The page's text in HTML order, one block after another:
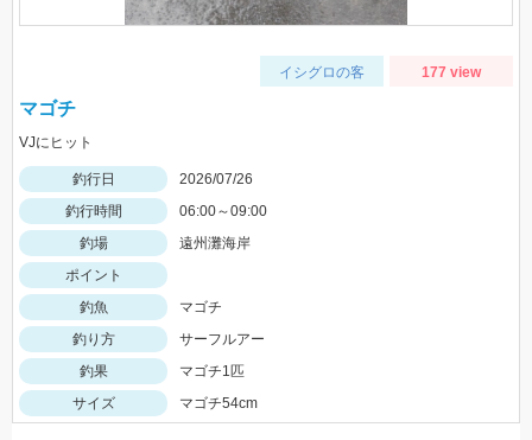
イシグロの客 177 view
マゴチ
VJにヒット
釣行日
2026/07/26
釣行時間
06:00～09:00
釣場
遠州灘海岸
ポイント
釣魚
マゴチ
釣り方
サーフルアー
釣果
マゴチ1匹
サイズ
マゴチ54cm